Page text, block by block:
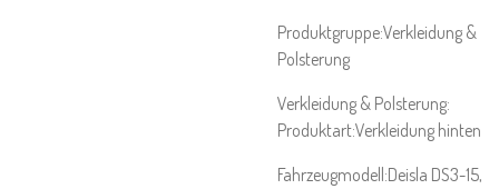
Produktgruppe:Verkleidung &
Polsterung
Verkleidung & Polsterung:
Produktart:Verkleidung hinten
Fahrzeugmodell:Deisla DS3-15,